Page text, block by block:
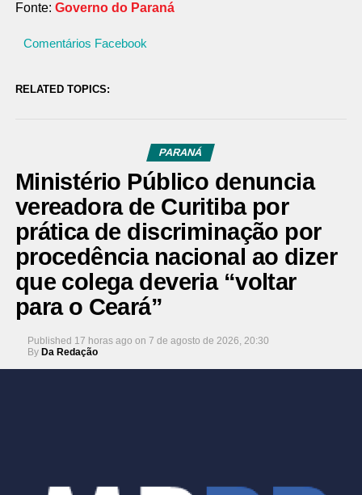
Fonte: Governo do Paraná
Comentários Facebook
RELATED TOPICS:
PARANÁ
Ministério Público denuncia
vereadora de Curitiba por
prática de discriminação por
procedência nacional ao dizer
que colega deveria “voltar
para o Ceará”
Published 17 horas ago on 7 de agosto de 2026, 20:30
By Da Redação